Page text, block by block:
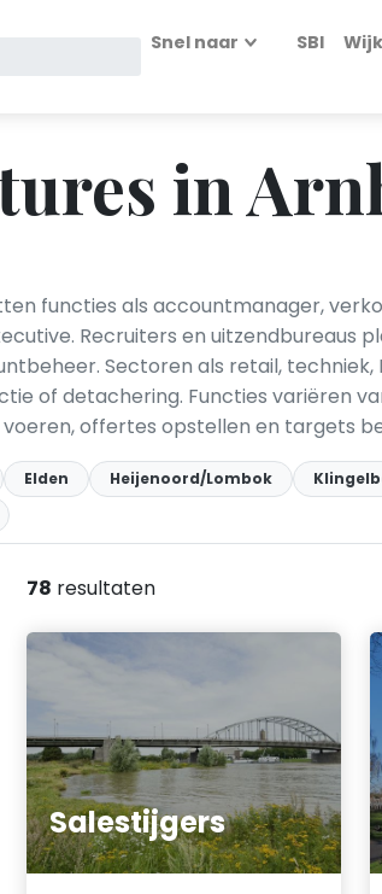
Snel naar SBI
in
functies als accountmanager,
Recruiters en uitzendbureaus
Sectoren als retail,
of detachering. Functies variëren
offertes opstellen en targets
Elden Heijenoord/Lombok
78 resultaten
Salestijgers